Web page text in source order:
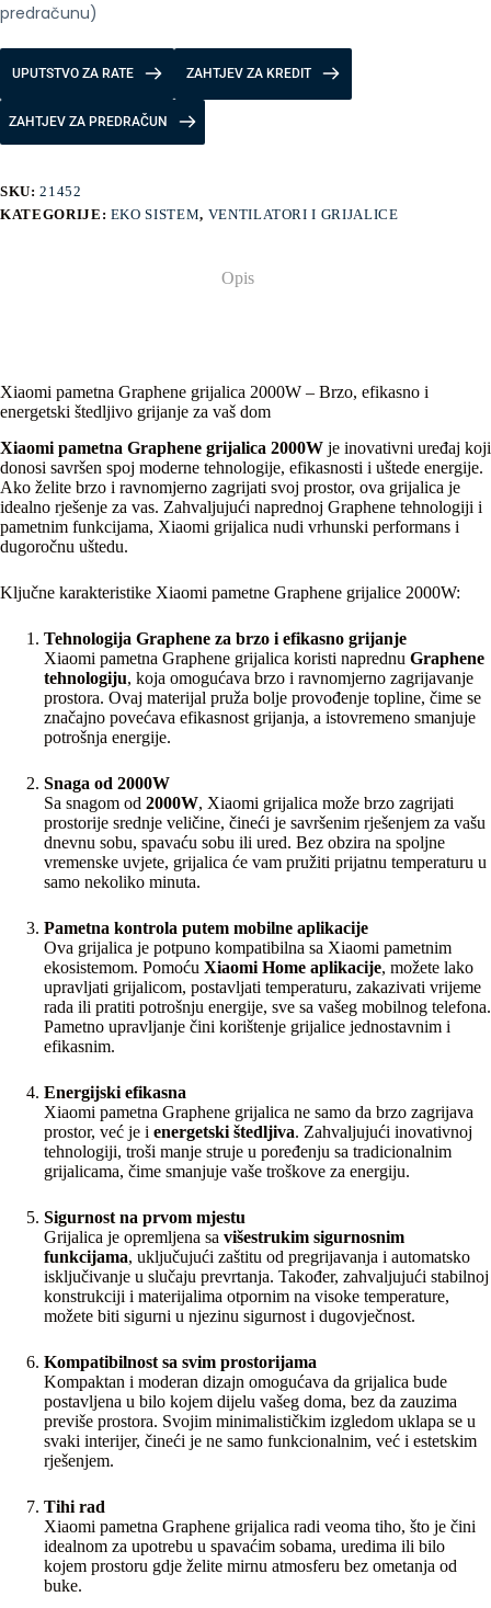
predračunu)
UPUTSTVO ZA RATE ZAHTJEV ZA KREDIT
ZAHTJEV ZA PREDRAČUN
SKU:21452
KATEGORIJE: EKO SISTEM, VENTILATORI I GRIJALICE
Opis
Xiaomi pametna Graphene grijalica 2000W – Brzo, efikasno i
energetski štedljivo grijanje za vaš dom
Xiaomi pametna Graphene grijalica 2000W je inovativni uređaj koji
donosi savršen spoj moderne tehnologije, efikasnosti i uštede energije.
Ako želite brzo i ravnomjerno zagrijati svoj prostor, ova grijalica je
idealno rješenje za vas. Zahvaljujući naprednoj Graphene tehnologiji i
pametnim funkcijama, Xiaomi grijalica nudi vrhunski performans i
dugoročnu uštedu.
Ključne karakteristike Xiaomi pametne Graphene grijalice 2000W:
Tehnologija Graphene za brzo i efikasno grijanje
Xiaomi pametna Graphene grijalica koristi naprednu Graphene
tehnologiju, koja omogućava brzo i ravnomjerno zagrijavanje
prostora. Ovaj materijal pruža bolje provođenje topline, čime se
značajno povećava efikasnost grijanja, a istovremeno smanjuje
potrošnja energije.
Snaga od 2000W
Sa snagom od 2000W, Xiaomi grijalica može brzo zagrijati
prostorije srednje veličine, čineći je savršenim rješenjem za vašu
dnevnu sobu, spavaću sobu ili ured. Bez obzira na spoljne
vremenske uvjete, grijalica će vam pružiti prijatnu temperaturu u
samo nekoliko minuta.
Pametna kontrola putem mobilne aplikacije
Ova grijalica je potpuno kompatibilna sa Xiaomi pametnim
ekosistemom. Pomoću Xiaomi Home aplikacije, možete lako
upravljati grijalicom, postavljati temperaturu, zakazivati vrijeme
rada ili pratiti potrošnju energije, sve sa vašeg mobilnog telefona.
Pametno upravljanje čini korištenje grijalice jednostavnim i
efikasnim.
Energijski efikasna
Xiaomi pametna Graphene grijalica ne samo da brzo zagrijava
prostor, već je i energetski štedljiva. Zahvaljujući inovativnoj
tehnologiji, troši manje struje u poređenju sa tradicionalnim
grijalicama, čime smanjuje vaše troškove za energiju.
Sigurnost na prvom mjestu
Grijalica je opremljena sa višestrukim sigurnosnim
funkcijama, uključujući zaštitu od pregrijavanja i automatsko
isključivanje u slučaju prevrtanja. Također, zahvaljujući stabilnoj
konstrukciji i materijalima otpornim na visoke temperature,
možete biti sigurni u njezinu sigurnost i dugovječnost.
Kompatibilnost sa svim prostorijama
Kompaktan i moderan dizajn omogućava da grijalica bude
postavljena u bilo kojem dijelu vašeg doma, bez da zauzima
previše prostora. Svojim minimalističkim izgledom uklapa se u
svaki interijer, čineći je ne samo funkcionalnim, već i estetskim
rješenjem.
Tihi rad
Xiaomi pametna Graphene grijalica radi veoma tiho, što je čini
idealnom za upotrebu u spavaćim sobama, uredima ili bilo
kojem prostoru gdje želite mirnu atmosferu bez ometanja od
buke.